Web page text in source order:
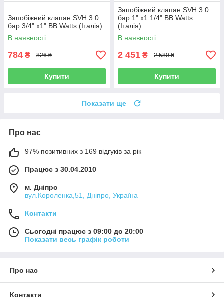
Запобіжний клапан SVH 3.0
бар 3/4" х1" ВВ Watts (Італія)
В наявності
784 ₴ 826 ₴
Купити
Запобіжний клапан SVH 3.0
бар 1" х1 1/4" ВВ Watts
(Італія)
В наявності
2 451 ₴ 2 580 ₴
Купити
Показати ще
Про нас
97% позитивних з 169 відгуків за рік
Працює з 30.04.2010
м. Дніпро
вул.Короленка,51, Дніпро, Україна
Контакти
Сьогодні працює з 09:00 до 20:00
Показати весь графік роботи
Про нас
Контакти